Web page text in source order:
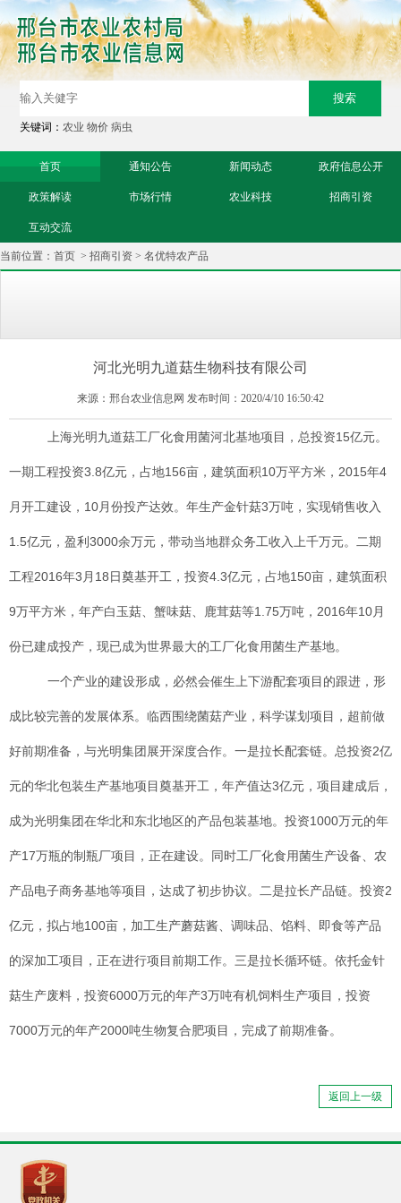
关键词：农业 物价 病虫
首页 通知公告 新闻动态 政府信息公开
政策解读 市场行情 农业科技 招商引资
互动交流
当前位置： 首页 > 招商引资 > 名优特农产品
河北光明九道菇生物科技有限公司
来源：邢台农业信息网 发布时间：2020/4/10 16:50:42
上海光明九道菇工厂化食用菌河北基地项目，总投资15亿元。
一期工程投资3.8亿元，占地156亩，建筑面积10万平方米，2015年4
月开工建设，10月份投产达效。年生产金针菇3万吨，实现销售收入
1.5亿元，盈利3000余万元，带动当地群众务工收入上千万元。二期
工程2016年3月18日奠基开工，投资4.3亿元，占地150亩，建筑面积
9万平方米，年产白玉菇、蟹味菇、鹿茸菇等1.75万吨，2016年10月
份已建成投产，现已成为世界最大的工厂化食用菌生产基地。
一个产业的建设形成，必然会催生上下游配套项目的跟进，形
成比较完善的发展体系。临西围绕菌菇产业，科学谋划项目，超前做
好前期准备，与光明集团展开深度合作。一是拉长配套链。总投资2亿
元的华北包装生产基地项目奠基开工，年产值达3亿元，项目建成后，
成为光明集团在华北和东北地区的产品包装基地。投资1000万元的年
产17万瓶的制瓶厂项目，正在建设。同时工厂化食用菌生产设备、农
产品电子商务基地等项目，达成了初步协议。二是拉长产品链。投资2
亿元，拟占地100亩，加工生产蘑菇酱、调味品、馅料、即食等产品
的深加工项目，正在进行项目前期工作。三是拉长循环链。依托金针
菇生产废料，投资6000万元的年产3万吨有机饲料生产项目，投资
7000万元的年产2000吨生物复合肥项目，完成了前期准备。
返回上一级